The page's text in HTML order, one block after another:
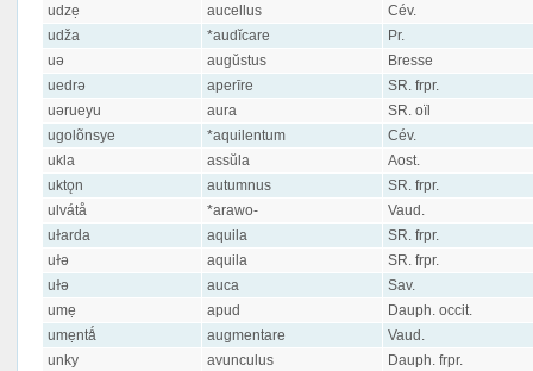
udzẹ
aucellus
Cév.
udža
*audĭcare
Pr.
uə
augŭstus
Bresse
uedrə
aperīre
SR. frpr.
uərueyu
aura
SR. oïl
ugolõnsye
*aquilentum
Cév.
ukla
assŭla
Aost.
uktǫn
autumnus
SR. frpr.
ulvátå
*arawo-
Vaud.
uɫarda
aquila
SR. frpr.
uɫə
aquila
SR. frpr.
uɫə
auca
Sav.
umẹ
apud
Dauph. occit.
umẹntǻ
augmentare
Vaud.
unky
avunculus
Dauph. frpr.